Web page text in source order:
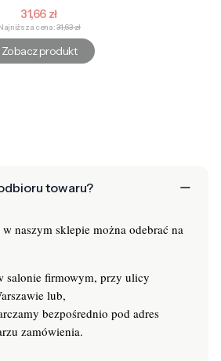
Cena promocyjna
31,66 zł
cena: 31,63 zł
Zobacz produkt
towaru?
naszym sklepie można odebrać na
salonie firmowym, przy ulicy
lub,
bezpośrednio pod adres
zamówienia.